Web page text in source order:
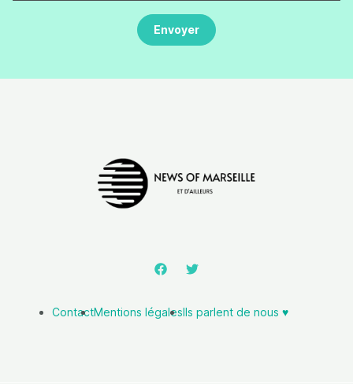
ContactMentions légalesIls parlent de nous ♥️